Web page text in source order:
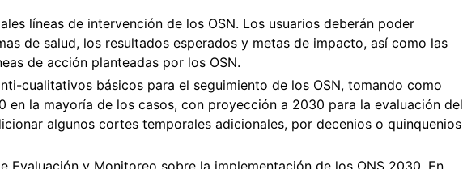
líneas de intervención de los OSN. Los usuarios deberán poder
de salud, los resultados esperados y metas de impacto, así como las
de acción planteadas por los OSN.
cualitativos básicos para el seguimiento de los OSN, tomando como
en la mayoría de los casos, con proyección a 2030 para la evaluación del
algunos cortes temporales adicionales, por decenios o quinquenios
Evaluación y Monitoreo sobre la implementación de los ONS 2030. En